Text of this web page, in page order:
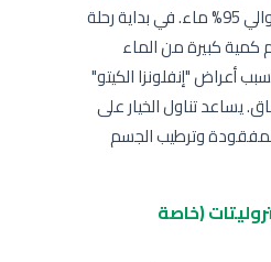
يتكون الخيار من حوالي 95% ماء. في بداية رحلة
كمية كبيرة من الماء
أعراض "إنفلونزا الكيتو"
يساعد تناول الخيار على
وترطيب الجسم
(خاصة